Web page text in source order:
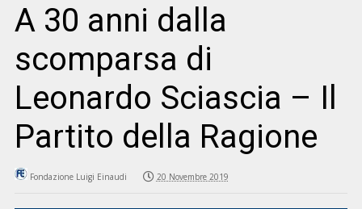
A 30 anni dalla
scomparsa di
Leonardo Sciascia – Il
Partito della Ragione
Fondazione Luigi Einaudi 20 Novembre 2019